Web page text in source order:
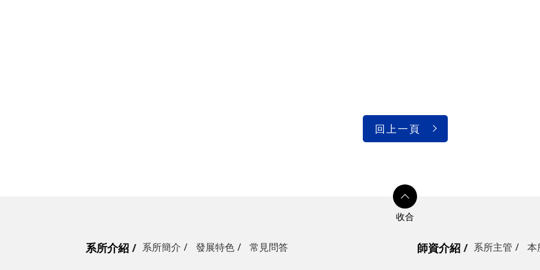
回上一頁
系所介紹 系所簡介 發展特色 常見問答 師資介紹 系所主管 本